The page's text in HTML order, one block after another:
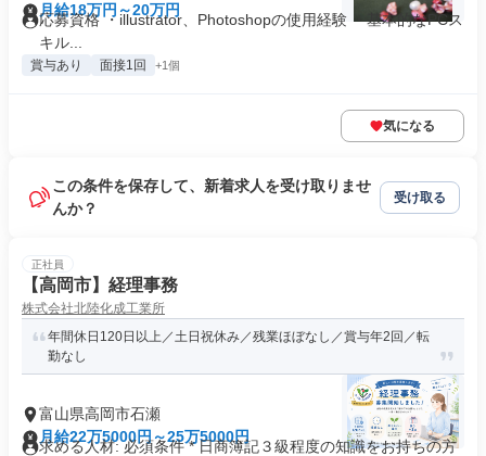
月給18万円～20万円
応募資格 ・illustrator、Photoshopの使用経験 ・基本的なPCス
キル...
賞与あり 面接1回 +1個
気になる
この条件を保存して、新着求人を受け取りませ
んか？
受け取る
正社員
【高岡市】経理事務
株式会社北陸化成工業所
年間休日120日以上／土日祝休み／残業ほぼなし／賞与年2回／転
勤なし
富山県高岡市石瀬
月給22万5000円～25万5000円
求める人材: 必須条件 * 日商簿記３級程度の知識をお持ちの方